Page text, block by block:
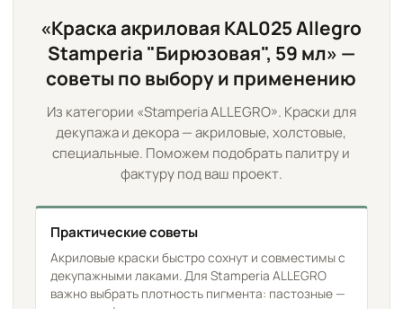
«Краска акриловая KAL025 Allegro
Stamperia "Бирюзовая", 59 мл» —
советы по выбору и применению
Из категории «Stamperia ALLEGRO». Краски для
декупажа и декора — акриловые, холстовые,
специальные. Поможем подобрать палитру и
фактуру под ваш проект.
Практические советы
Акриловые краски быстро сохнут и совместимы с
декупажными лаками. Для Stamperia ALLEGRO
важно выбрать плотность пигмента: пастозные —